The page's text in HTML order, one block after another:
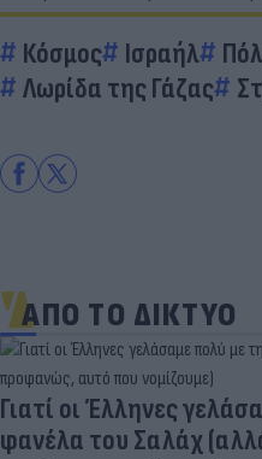
Κόσμος Ισραήλ
Λωρίδα της Γάζας
ΑΠΟ ΤΟ ΔΙΚΤΥΟ
νέα
προφανώς,